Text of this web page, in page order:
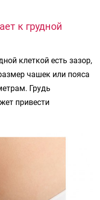
к грудной
клеткой есть зазор,
чашек или пояса
Грудь
привести